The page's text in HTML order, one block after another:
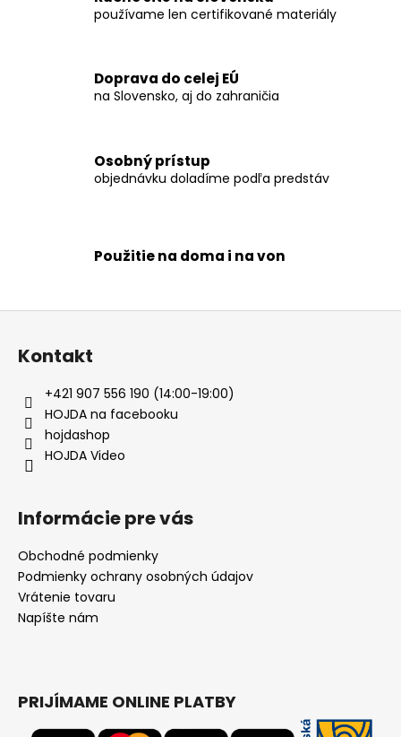
d
i
e
v
k
p
u
používame len certifikované materiály
Doprava do celej EÚ
na Slovensko, aj do zahraničia
Osobný prístup
objednávku doladíme podľa predstáv
Použitie na doma i na von
Z
Kontakt
+421 907 556 190 (14:00-19:00)
HOJDA na facebooku
hojdashop
HOJDA Video
Informácie pre vás
Obchodné podmienky
Podmienky ochrany osobných údajov
Vrátenie tovaru
Napíšte nám
PRIJÍMAME ONLINE PLATBY